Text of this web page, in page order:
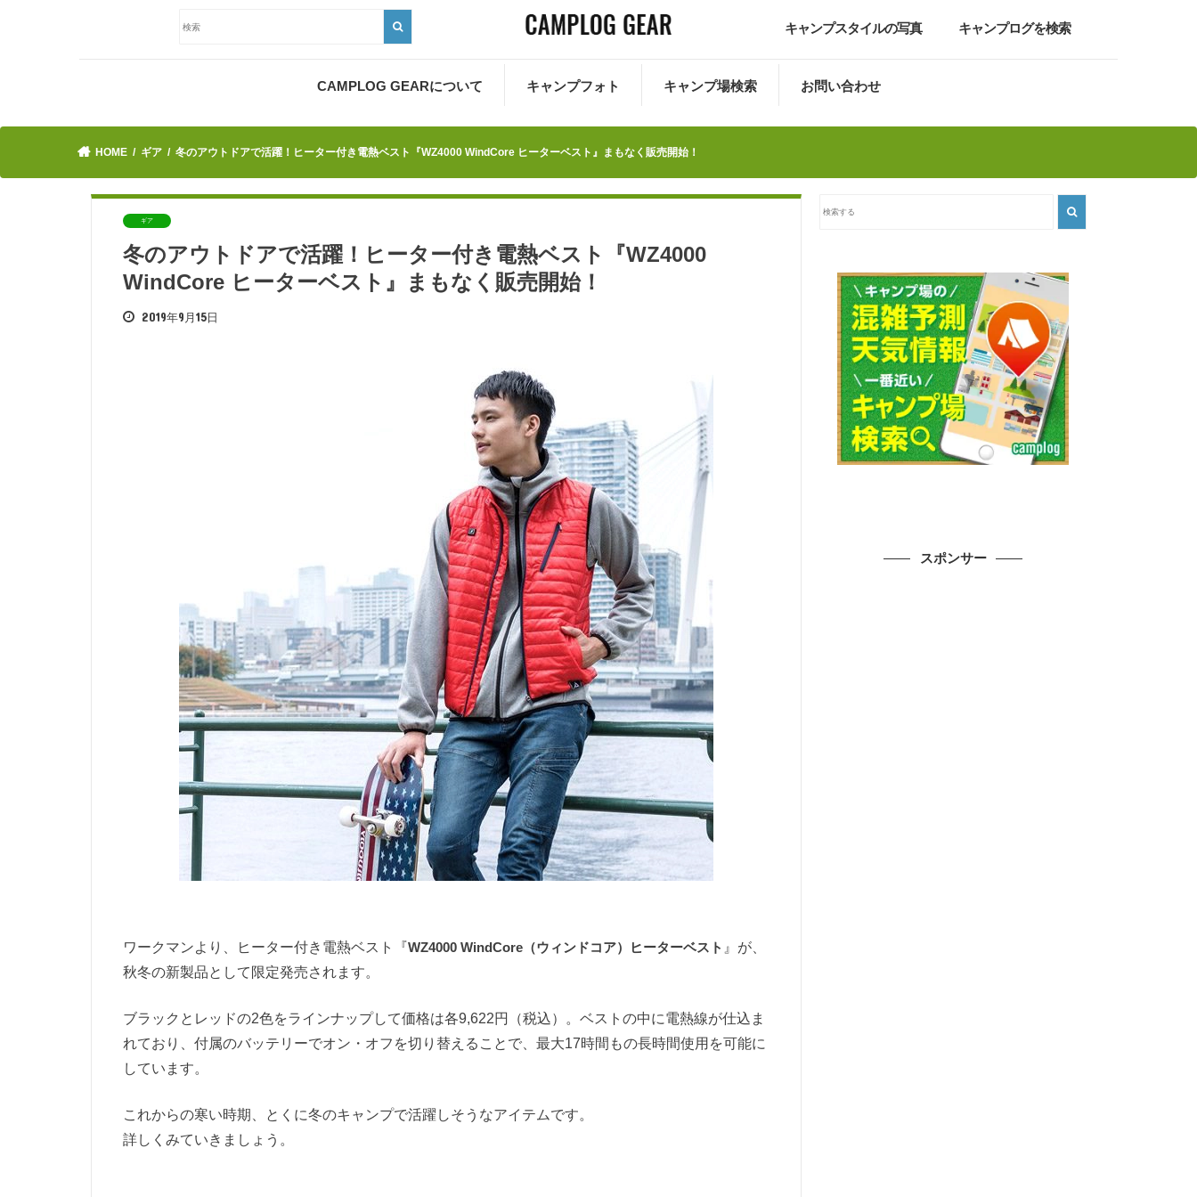
キャンプスタイルの写真 キャンプログを検索
CAMPLOG GEARについて キャンプフォト キャンプ場検索 お問い合わせ
HOME ギア 冬のアウトドアで活躍！ヒーター付き電熱ベスト『WZ4000 WindCore ヒーターベスト』まもなく販売開始！
ギア
冬のアウトドアで活躍！ヒーター付き電熱ベスト『WZ4000
WindCore ヒーターベスト』まもなく販売開始！
2019年9月15日
ワークマンより、ヒーター付き電熱ベスト『WZ4000 WindCore（ウィンドコア）ヒーターベスト 』が、
秋冬の新製品として限定発売されます。
ブラックとレッドの2色をラインナップして価格は各9,622円（税込）。ベストの中に電熱線が仕込ま
れており、付属のバッテリーでオン・オフを切り替えることで、最大17時間もの長時間使用を可能に
しています。
これからの寒い時期、とくに冬のキャンプで活躍しそうなアイテムです。
詳しくみていきましょう。
スポンサー